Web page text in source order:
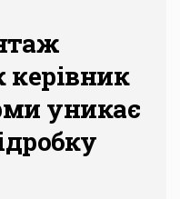
керівник
уникає